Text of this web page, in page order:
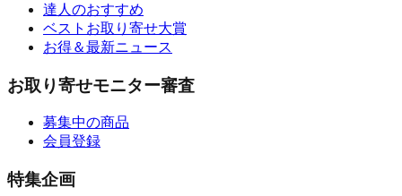
達人のおすすめ
ベストお取り寄せ大賞
お得＆最新ニュース
お取り寄せモニター審査
募集中の商品
会員登録
特集企画